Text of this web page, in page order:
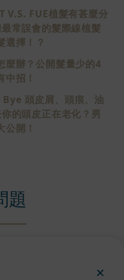
V.S. FUE植髮有甚麼分
常誤會的髮際線植髮
選擇！？
麼辦？公開髮量少的4
招！
頭皮屑、頭痕、油
的頭皮正在老化？男
開！
題